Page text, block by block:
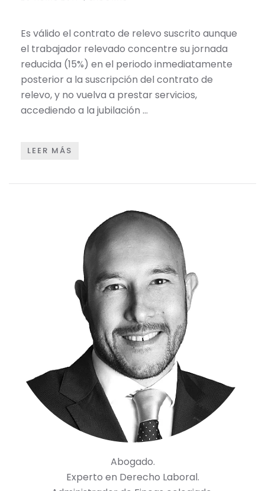
Es válido el contrato de relevo suscrito aunque
el trabajador relevado concentre su jornada
reducida (15%) en el periodo inmediatamente
posterior a la suscripción del contrato de
relevo, y no vuelva a prestar servicios,
accediendo a la jubilación …
LEER MÁS
Abogado.
Experto en Derecho Laboral.